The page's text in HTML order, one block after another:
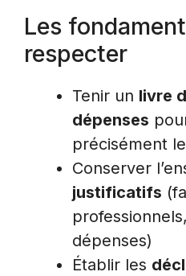
Les
respecter
Tenir un livre
dépenses
précisément
Conserver
justificatifs
dépenses)
Établir les